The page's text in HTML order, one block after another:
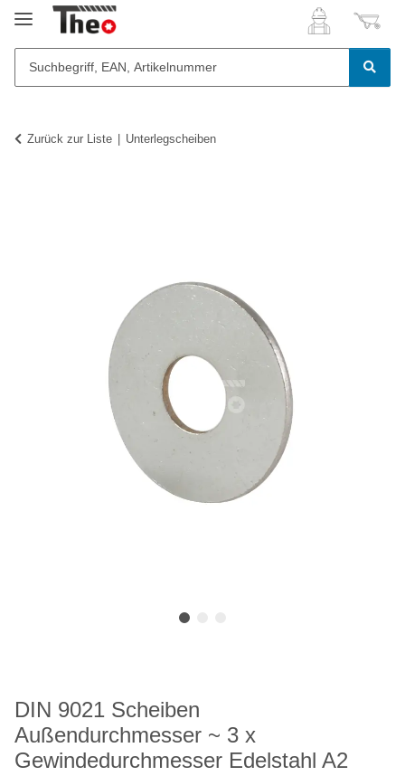
Zurück zur Liste Unterlegscheiben
DIN 9021 Scheiben
Außendurchmesser ~ 3 x
Gewindedurchmesser Edelstahl A2